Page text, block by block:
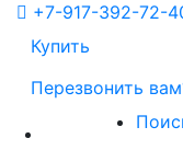
+7-917-392-72-
Купить
Перезвонить